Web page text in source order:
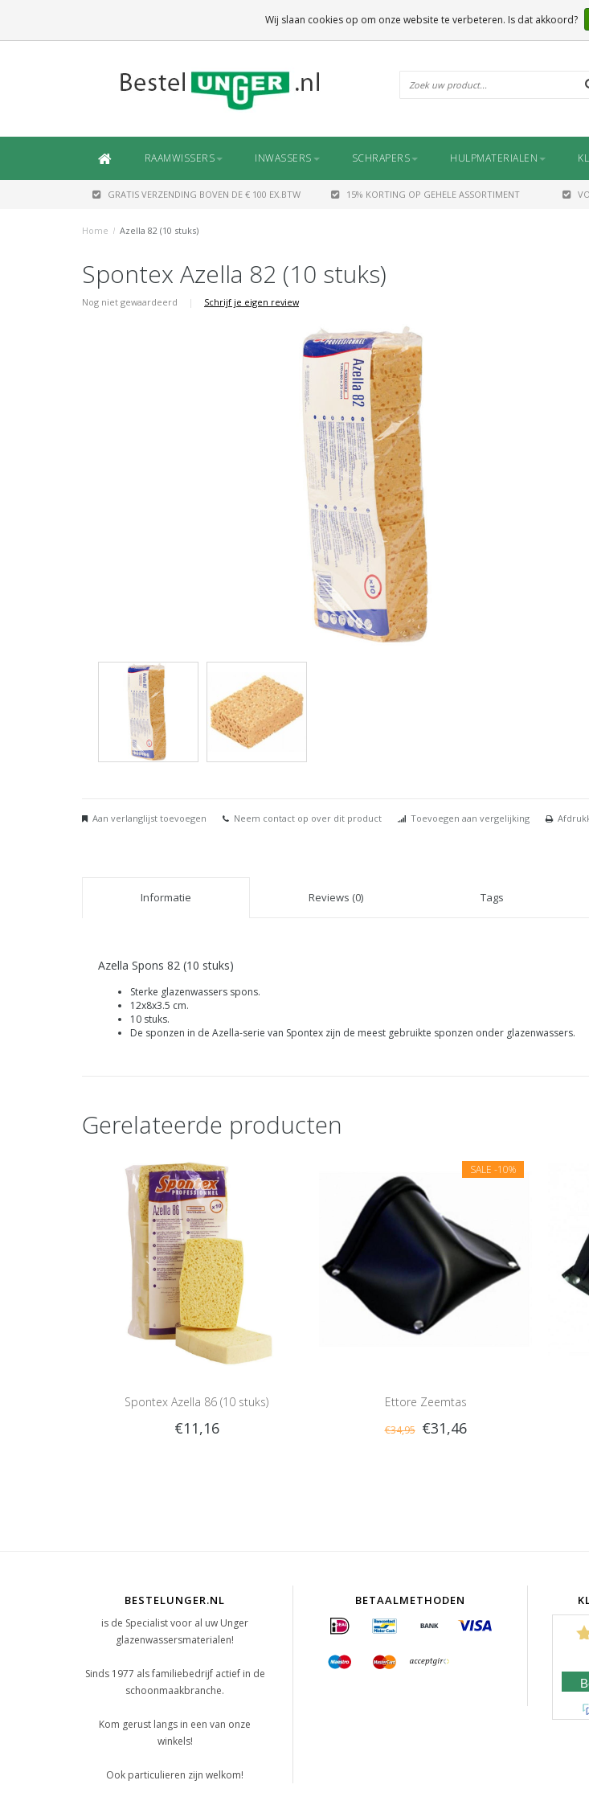
RAAMWISSERS INWASSERS SCHRAPERS HULPMATERIALEN
GRATIS VERZENDING BOVEN DE € 100 EX.BTW 15% KORTING OP GEHELE ASSORTIMENT
Home / Azella 82 (10 stuks)
Spontex Azella 82 (10 stuks)
Nog niet gewaardeerd | Schrijf je eigen review
Aan verlanglijst toevoegen Neem contact op over dit product Toevoegen aan vergelijking
Informatie Reviews (0) Tags
Azella Spons 82 (10 stuks)
Sterke glazenwassers spons.
12x8x3.5 cm.
10 stuks.
De sponzen in de Azella-serie van Spontex zijn de meest gebruikte sponzen onder glazenwassers.
Gerelateerde producten
Spontex Azella 86 (10 stuks)
€11,16
SALE -10%
Ettore Zeemtas
€34,95 €31,46
BESTELUNGER.NL
is de Specialist voor al uw Unger
glazenwassersmaterialen!
Sinds 1977 als familiebedrijf actief in de
schoonmaakbranche.
Kom gerust langs in een van onze
winkels!
Ook particulieren zijn welkom!
BETAALMETHODEN
Wij slaan cookies op om onze website te verbeteren. Is dat akkoord?